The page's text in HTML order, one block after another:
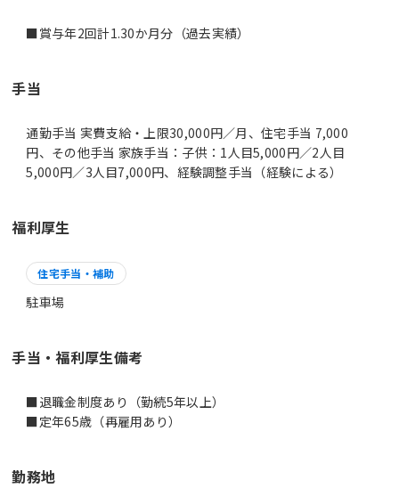
手当
通勤手当 実費支給・上限30,000円／月、住宅手当 7,000
円、その他手当 家族手当：子供：1人目5,000円／2人目
5,000円／3人目7,000円、経験調整手当（経験による）
福利厚生
住宅手当・補助
駐車場
手当・福利厚生備考
■退職金制度あり（勤続5年以上）
勤務地